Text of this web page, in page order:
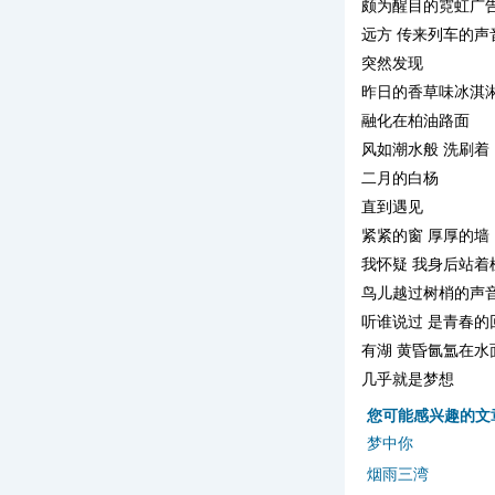
颇为醒目的霓虹广
远方 传来列车的声
突然发现
昨日的香草味冰淇
融化在柏油路面
风如潮水般 洗刷着
二月的白杨
直到遇见
紧紧的窗 厚厚的墙
我怀疑 我身后站着
鸟儿越过树梢的声
听谁说过 是青春的
有湖 黄昏氤氲在水
几乎就是梦想
您可能感兴趣的文
梦中你
烟雨三湾